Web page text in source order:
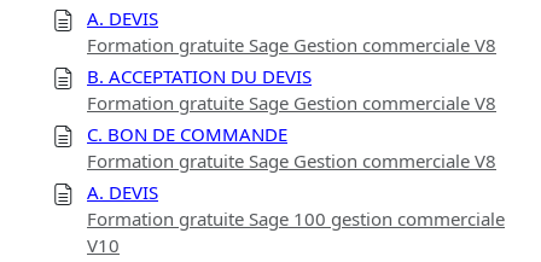
A. DEVIS
Formation gratuite Sage Gestion commerciale V8
B. ACCEPTATION DU DEVIS
Formation gratuite Sage Gestion commerciale V8
C. BON DE COMMANDE
Formation gratuite Sage Gestion commerciale V8
A. DEVIS
Formation gratuite Sage 100 gestion commerciale
V10